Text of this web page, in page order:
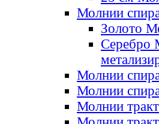
Молнии
Золото
Серебро
Молнии
Молнии
Молнии